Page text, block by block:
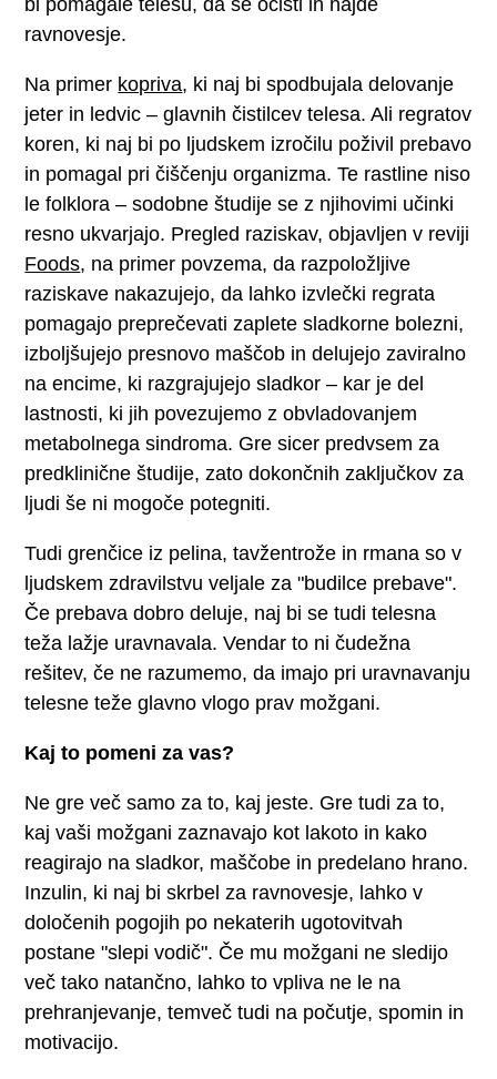
ravnovesje.
Na primer kopriva, ki naj bi spodbujala delovanje
jeter in ledvic – glavnih čistilcev telesa. Ali regratov
koren, ki naj bi po ljudskem izročilu poživil prebavo
in pomagal pri čiščenju organizma. Te rastline niso
le folklora – sodobne študije se z njihovimi učinki
resno ukvarjajo. Pregled raziskav, objavljen v reviji
Foods, na primer povzema, da razpoložljive
raziskave nakazujejo, da lahko izvlečki regrata
pomagajo preprečevati zaplete sladkorne bolezni,
izboljšujejo presnovo maščob in delujejo zaviralno
na encime, ki razgrajujejo sladkor – kar je del
lastnosti, ki jih povezujemo z obvladovanjem
metabolnega sindroma. Gre sicer predvsem za
predklinične študije, zato dokončnih zaključkov za
ljudi še ni mogoče potegniti.
Tudi grenčice iz pelina, tavžentrože in rmana so v
ljudskem zdravilstvu veljale za "budilce prebave".
Če prebava dobro deluje, naj bi se tudi telesna
teža lažje uravnavala. Vendar to ni čudežna
rešitev, če ne razumemo, da imajo pri uravnavanju
telesne teže glavno vlogo prav možgani.
Kaj to pomeni za vas?
Ne gre več samo za to, kaj jeste. Gre tudi za to,
kaj vaši možgani zaznavajo kot lakoto in kako
reagirajo na sladkor, maščobe in predelano hrano.
Inzulin, ki naj bi skrbel za ravnovesje, lahko v
določenih pogojih po nekaterih ugotovitvah
postane "slepi vodič". Če mu možgani ne sledijo
več tako natančno, lahko to vpliva ne le na
prehranjevanje, temveč tudi na počutje, spomin in
motivacijo.